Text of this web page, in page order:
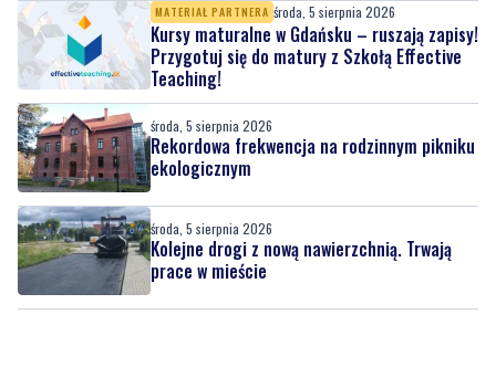
MATERIAŁ PARTNERA środa, 5 sierpnia 2026
Kursy maturalne w Gdańsku – ruszają zapisy!
Przygotuj się do matury z Szkołą Effective
Teaching!
środa, 5 sierpnia 2026
Rekordowa frekwencja na rodzinnym pikniku
ekologicznym
środa, 5 sierpnia 2026
Kolejne drogi z nową nawierzchnią. Trwają
prace w mieście